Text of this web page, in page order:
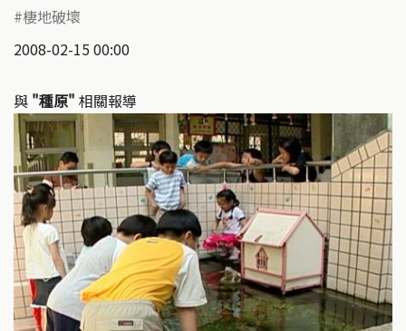
棲地破壞
2008-02-15 00:00
與 "種原" 相關報導